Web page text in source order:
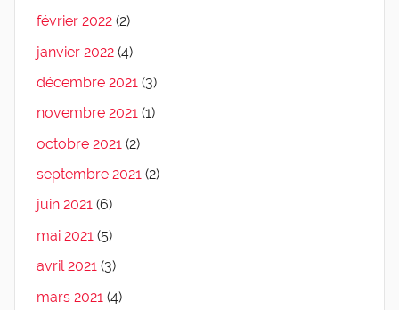
février 2022 (2)
janvier 2022 (4)
décembre 2021 (3)
novembre 2021 (1)
octobre 2021 (2)
septembre 2021 (2)
juin 2021 (6)
mai 2021 (5)
avril 2021 (3)
mars 2021 (4)